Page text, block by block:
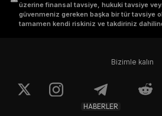
üzerine finansal tavsiye, hukuki tavsiye
güvenmeniz gereken başka bir tür tavsiye
tamamen kendi riskiniz ve takdiriniz
Bizimle kalın
HABERLER